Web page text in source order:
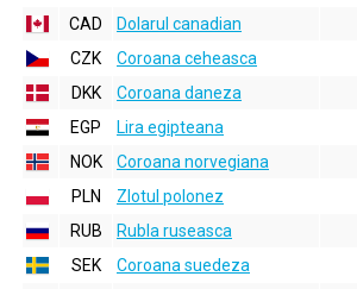
CAD
Dolarul canadian
CZK
Coroana ceheasca
DKK
Coroana daneza
EGP
Lira egipteana
NOK
Coroana norvegiana
PLN
Zlotul polonez
RUB
Rubla ruseasca
SEK
Coroana suedeza